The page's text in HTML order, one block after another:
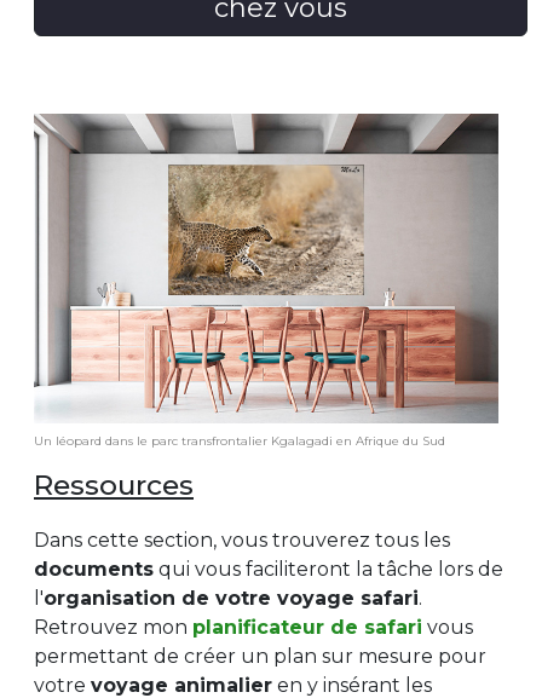
chez vous
Un léopard dans le parc transfrontalier Kgalagadi en Afrique du Sud
Ressources
Dans cette section, vous trouverez tous les
documents qui vous faciliteront la tâche lors de
l'organisation de votre voyage safari.
Retrouvez mon planificateur de safari vous
permettant de créer un plan sur mesure pour
votre voyage animalier en y insérant les